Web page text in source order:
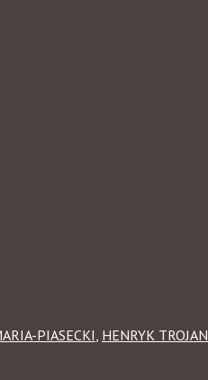
PIASECKI HENRYK TROJAN